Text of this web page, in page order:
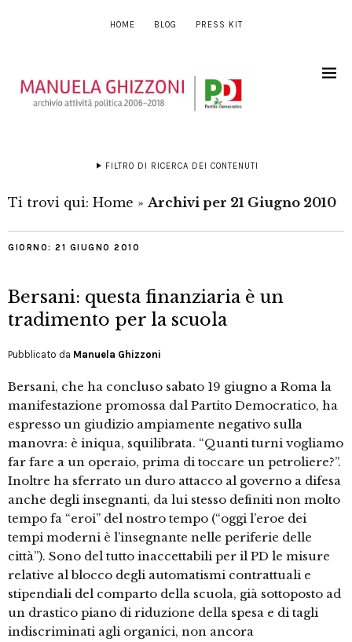
HOME BLOG PRESS KIT
FILTRO DI RICERCA DEI CONTENUTI
Ti trovi qui: Home » Archivi per 21 Giugno 2010
GIORNO: 21 GIUGNO 2010
Bersani: questa finanziaria è un
tradimento per la scuola
Pubblicato da Manuela Ghizzoni
Bersani, che ha concluso sabato 19 giugno a Roma la
manifestazione promossa dal Partito Democratico, ha
espresso un giudizio ampiamente negativo sulla
manovra: è iniqua, squilibrata. “Quanti turni vogliamo
far fare a un operaio, prima di toccare un petroliere?”.
Inoltre ha sferrato un duro attacco al governo a difesa
anche degli insegnanti, da lui stesso definiti non molto
tempo fa “eroi” del nostro tempo (“oggi l’eroe dei
tempi moderni è l’insegnante nelle periferie delle
città”). Sono del tutto inaccettabili per il PD le misure
relative al blocco degli automatismi contrattuali e
stipendiali del comparto della scuola, già sottoposto ad
un drastico piano di riduzione della spesa e di tagli
indiscriminati agli organici, non ancora